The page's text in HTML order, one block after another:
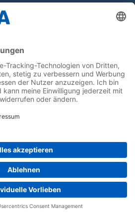
Privacy
Cookie Choices